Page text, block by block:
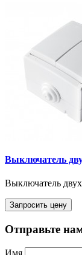
Выключатель
Выключатель
Запросить цену
Отправьте